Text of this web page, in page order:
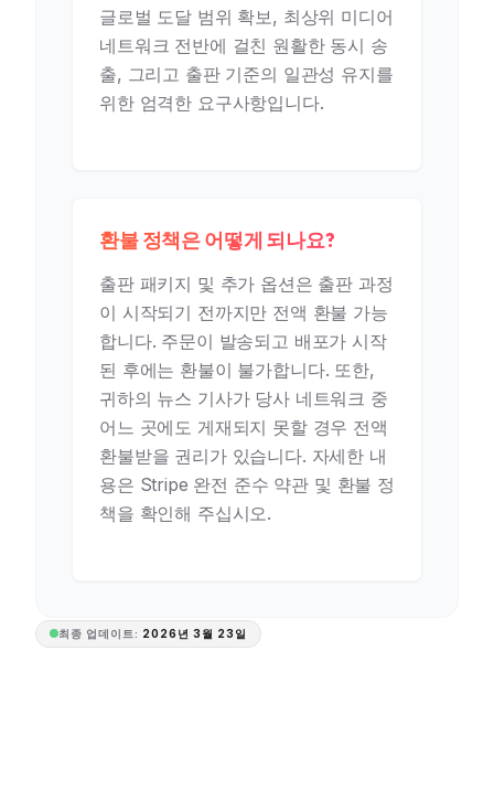
글로벌 도달 범위 확보, 최상위 미디어
네트워크 전반에 걸친 원활한 동시 송
출, 그리고 출판 기준의 일관성 유지를
위한 엄격한 요구사항입니다.
환불 정책은 어떻게 되나요?
출판 패키지 및 추가 옵션은 출판 과정
이 시작되기 전까지만 전액 환불 가능
합니다. 주문이 발송되고 배포가 시작
된 후에는 환불이 불가합니다. 또한,
귀하의 뉴스 기사가 당사 네트워크 중
어느 곳에도 게재되지 못할 경우 전액
환불받을 권리가 있습니다. 자세한 내
용은 Stripe 완전 준수 약관 및 환불 정
책을 확인해 주십시오.
최종 업데이트: 2026년 3월 23일